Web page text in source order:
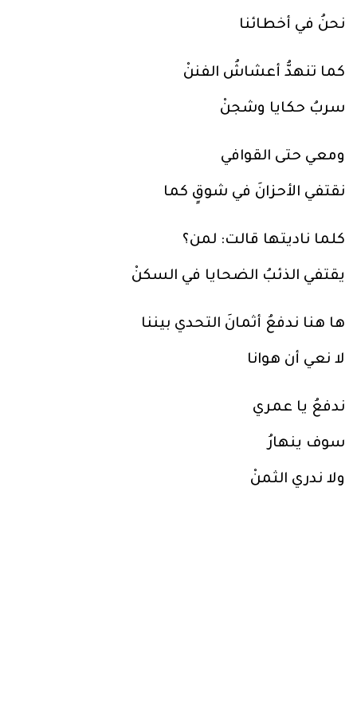
نحنُ في أخطائنا
كما تنهدُّ أعشاشُ الفننْ
سربُ حكايا وشجنْ
ومعي حتى القوافي
نقتفي الأحزانَ في شوقٍ كما
كلما ناديتها قالت: لمن؟
يقتفي الذئبُ الضحايا في السكنْ
ها هنا ندفعُ أثمانَ التحدي بيننا
لا نعي أن هوانا
ندفعُ يا عمري
سوف ينهارُ
ولا ندري الثمنْ